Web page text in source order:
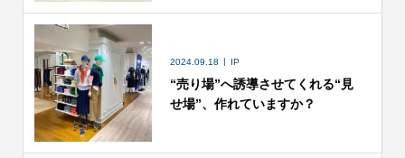
2024.09.18 IP
“売り場”へ誘導させてくれる“見
せ場”、作れていますか？